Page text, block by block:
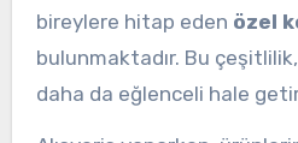
bireylere hitap eden özel
bulunmaktadır. Bu
daha da eğlenceli hale